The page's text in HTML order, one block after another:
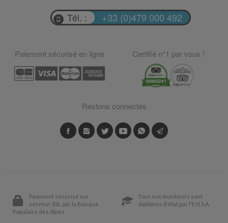
Tél. : +33 (0)479 000 492
Paiement sécurisé en ligne Certifié n°1 par vous !
Restons connectés
Paiement sécurisé sur
serveur SSL par la Banque
Populaire des Alpes
Tous nos moniteurs sont
diplômés d'état par l'E.N.S.A.